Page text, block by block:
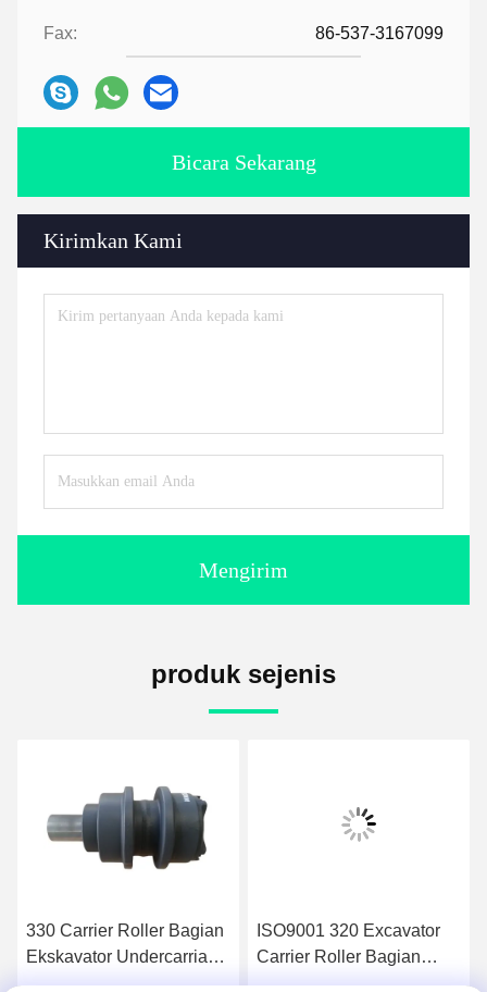
Fax: 86-537-3167099
Bicara Sekarang
Kirimkan Kami
Mengirim
produk sejenis
330 Carrier Roller Bagian
Ekskavator Undercarriage
Ukuran Standar
ISO9001 320 Excavator
Carrier Roller Bagian
Undercarriage